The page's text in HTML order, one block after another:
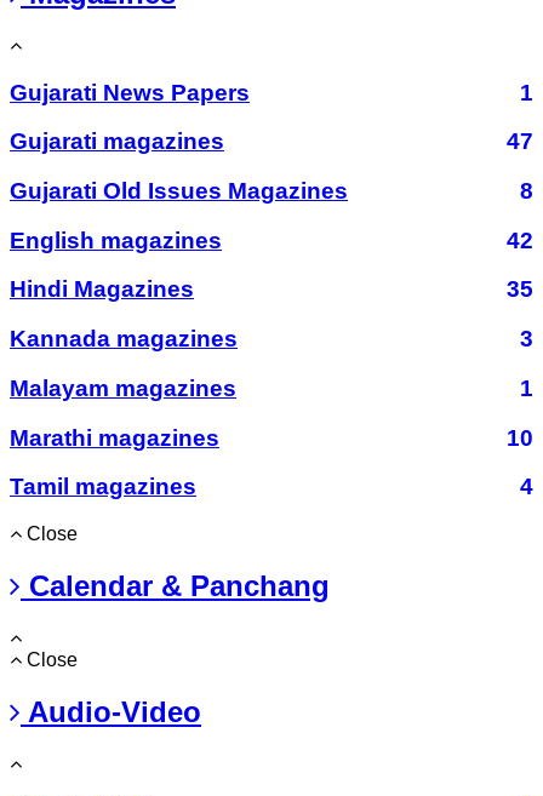
Gujarati News Papers
1
Gujarati magazines
47
Gujarati Old Issues Magazines
8
English magazines
42
Hindi Magazines
35
Kannada magazines
3
Malayam magazines
1
Marathi magazines
10
Tamil magazines
4
Close
Calendar & Panchang
Close
Audio-Video